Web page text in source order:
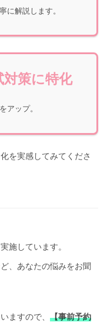
に解説します。
対策に特化
アップ。
を実感してみてくださ
施しています。
、あなたの悩みをお聞
ますので、 【事前予約